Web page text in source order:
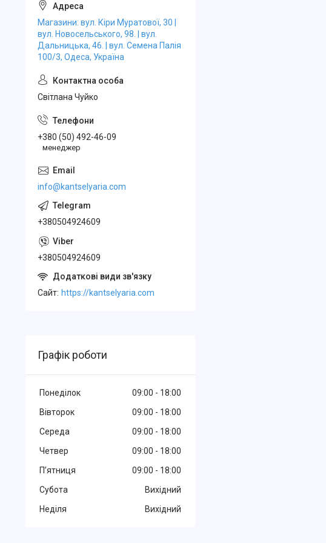
Магазини: вул. Кіри Муратової, 30 |
вул. Новосельського, 98. | вул.
Дальницька, 46. | вул. Семена Палія
100/3, Одеса, Україна
Свiтлана Чуйко
+380 (50) 492-46-09
менеджер
info@kantselyaria.com
+380504924609
+380504924609
Cайт https://kantselyaria.com
Графік роботи
Понеділок 09:00
18:00
Вівторок
09:00
18:00
Середа
09:00
18:00
Четвер
09:00
18:00
Пʼятниця
09:00
18:00
Субота
Вихідний
Неділя
Вихідний